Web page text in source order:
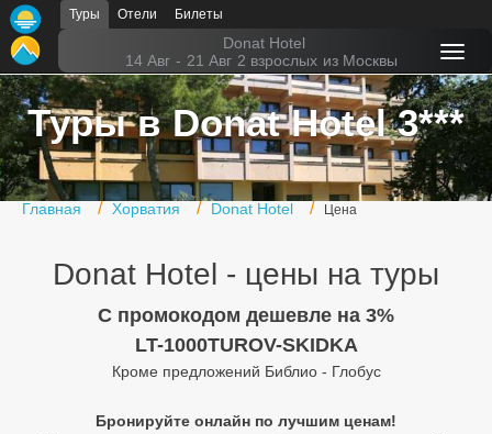
Туры Отели Билеты
Donat Hotel
14 Авг - 21 Авг 2 взрослых из Москвы
Туры в Donat Hotel 3***
Главная Хорватия Donat Hotel Цена
Donat Hotel - цены на туры
C промокодом дешевле на 3%
LT-1000TUROV-SKIDKA
Кроме предложений Библио - Глобус
Бронируйте онлайн по лучшим ценам!
Главная
Горящие туры
Туры в Турцию
Туры в Египет
Офис г. Москва
Подборки отелей